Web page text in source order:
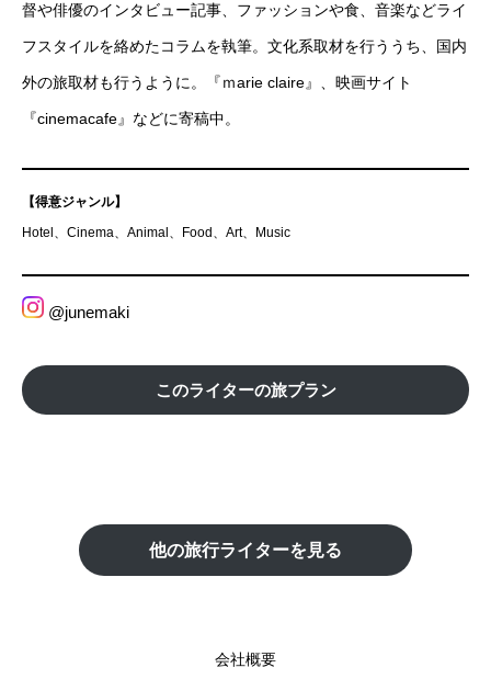
督や俳優のインタビュー記事、ファッションや食、音楽などライ
フスタイルを絡めたコラムを執筆。文化系取材を行ううち、国内
外の旅取材も行うように。『ｍarie claire』、映画サイト
『cinemacafe』などに寄稿中。
【得意ジャンル】
Hotel、Cinema、Animal、Food、Art、Music
@junemaki
このライターの旅プラン
他の旅行ライターを見る
会社概要